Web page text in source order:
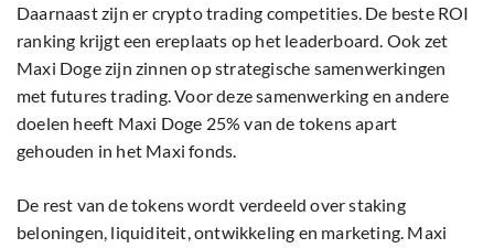
Daarnaast zijn er crypto trading competities. De beste ROI
ranking krijgt een ereplaats op het leaderboard. Ook zet
Maxi Doge zijn zinnen op strategische samenwerkingen
met futures trading. Voor deze samenwerking en andere
doelen heeft Maxi Doge 25% van de tokens apart
gehouden in het Maxi fonds.
De rest van de tokens wordt verdeeld over staking
beloningen, liquiditeit, ontwikkeling en marketing. Maxi